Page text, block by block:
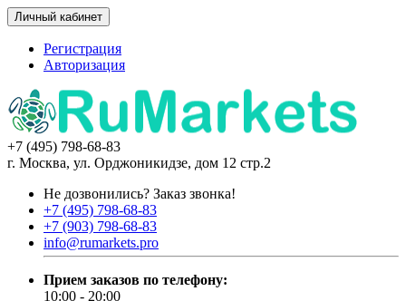
Личный кабинет
Регистрация
Авторизация
+7 (495) 798-68-83
г. Москва, ул. Орджоникидзе, дом 12 стр.2
Не дозвонились? Заказ звонка!
+7 (495) 798-68-83
+7 (903) 798-68-83
info@rumarkets.pro
Прием заказов по телефону:
10:00 - 20:00